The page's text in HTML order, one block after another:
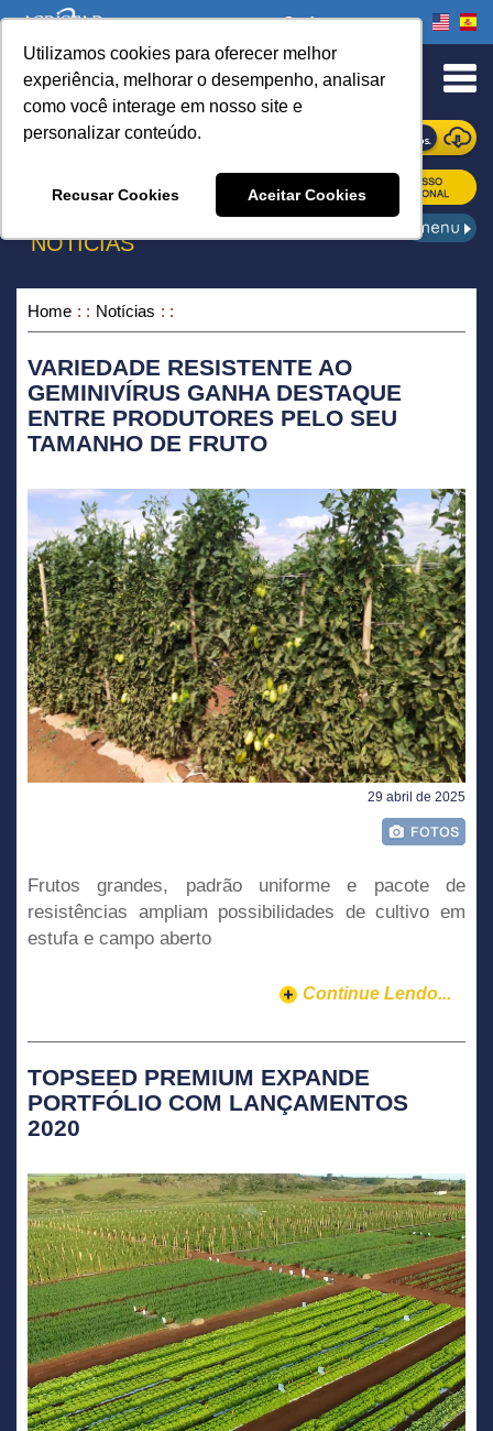
Utilizamos cookies para oferecer melhor
experiência, melhorar o desempenho, analisar
como você interage em nosso site e
personalizar conteúdo.
Recusar Cookies Aceitar Cookies
to Content
Onde comprar
ONDE COMPRAR
NOTÍCIAS
Home Notícias
VARIEDADE RESISTENTE AO
GEMINIVÍRUS GANHA DESTAQUE
ENTRE PRODUTORES PELO SEU
TAMANHO DE FRUTO
29 abril de 2025
Frutos grandes, padrão uniforme e pacote de
resistências ampliam possibilidades de cultivo em
estufa e campo aberto
Continue Lendo...
TOPSEED PREMIUM EXPANDE
PORTFÓLIO COM LANÇAMENTOS
2020